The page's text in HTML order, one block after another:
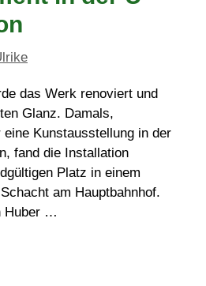
das Werk renoviert und
Glanz. Damals,
Kunstausstellung in der
fand die Installation
Platz in einem
am Hauptbahnhof.
Huber …